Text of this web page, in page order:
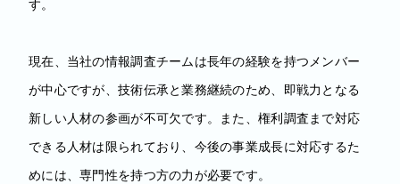
す。
現在、当社の情報調査チームは長年の経験を持つメンバー
が中心ですが、技術伝承と業務継続のため、即戦力となる
新しい人材の参画が不可欠です。また、権利調査まで対応
できる人材は限られており、今後の事業成長に対応するた
めには、専門性を持つ方の力が必要です。